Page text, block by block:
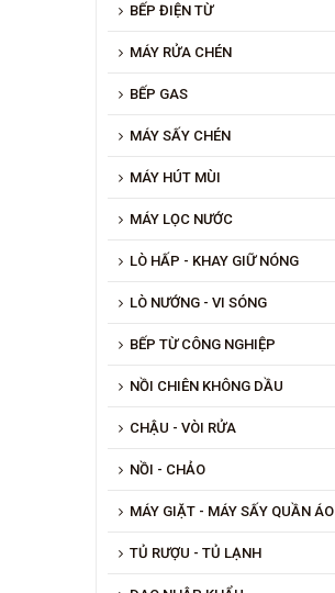
BẾP ĐIỆN TỪ
MÁY RỬA CHÉN
BẾP GAS
MÁY SẤY CHÉN
MÁY HÚT MÙI
MÁY LỌC NƯỚC
LÒ HẤP - KHAY GIỮ NÓNG
LÒ NƯỚNG - VI SÓNG
BẾP TỪ CÔNG NGHIỆP
NỒI CHIÊN KHÔNG DẦU
CHẬU - VÒI RỬA
NỒI - CHẢO
MÁY GIẶT - MÁY SẤY QUẦN ÁO
TỦ RƯỢU - TỦ LẠNH